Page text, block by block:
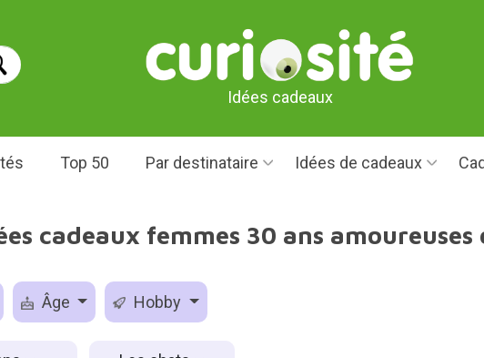
Idées cadeaux
Top 50 Par destinataire Idées de cadeaux
cadeaux femmes 30 ans amoureuses
Âge Hobby